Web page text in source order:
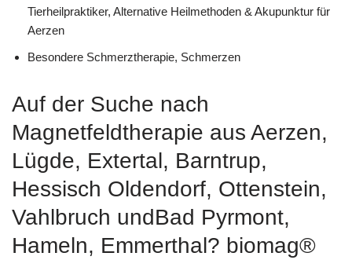
‎Tierheilpraktiker, Alternative Heilmethoden & Akupunktur für
Aerzen
Besondere Schmerztherapie, Schmerzen
Auf der Suche nach
Magnetfeldtherapie aus Aerzen,
Lügde, Extertal, Barntrup,
Hessisch Oldendorf, Ottenstein,
Vahlbruch undBad Pyrmont,
Hameln, Emmerthal? biomag®